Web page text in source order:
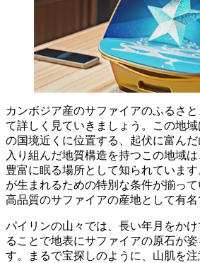
カンボジア産のサファイアのふるさ
て詳しく見ていきましょう。この地
の国境近くに位置する、 起伏に富ん
入り組んだ地質構造を持つこの地域
豊富に眠る場所として知られていま
が生まれるための特別な条件が揃っ
高品質のサファイアの産地として有名
パイリンの山々では、長い年月をか
ることで地表にサファイアの原石が姿
す。まるで宝探しのように、山肌を